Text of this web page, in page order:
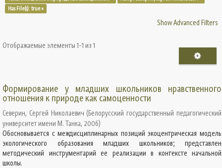
Has File(s): true ×
Show Advanced Filters
Отображаемые элементы 1-1 из 1
Формирование у младших школьников нравственного
отношения к природе как самоценности
Северин, Сергей Николаевич (Белорусский государственный педагогический
университет имени М. Танка, 2006)
Обосновывается с междисциплинарных позиций экоцентрическая модель
экологического образования младших школьников; представлен
методический инструментарий ее реализации в контексте начальной
школы.